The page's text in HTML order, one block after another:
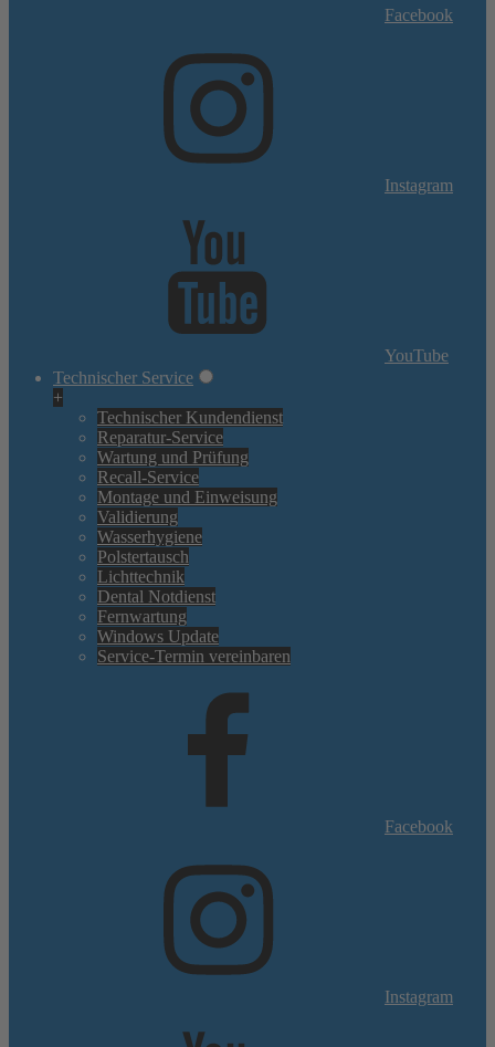
Facebook
Instagram
YouTube
Technischer Service
+
Technischer Kundendienst
Reparatur-Service
Wartung und Prüfung
Recall-Service
Montage und Einweisung
Validierung
Wasserhygiene
Polstertausch
Lichttechnik
Dental Notdienst
Fernwartung
Windows Update
Service-Termin vereinbaren
Facebook
Instagram